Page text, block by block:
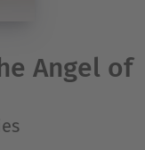
Angel of